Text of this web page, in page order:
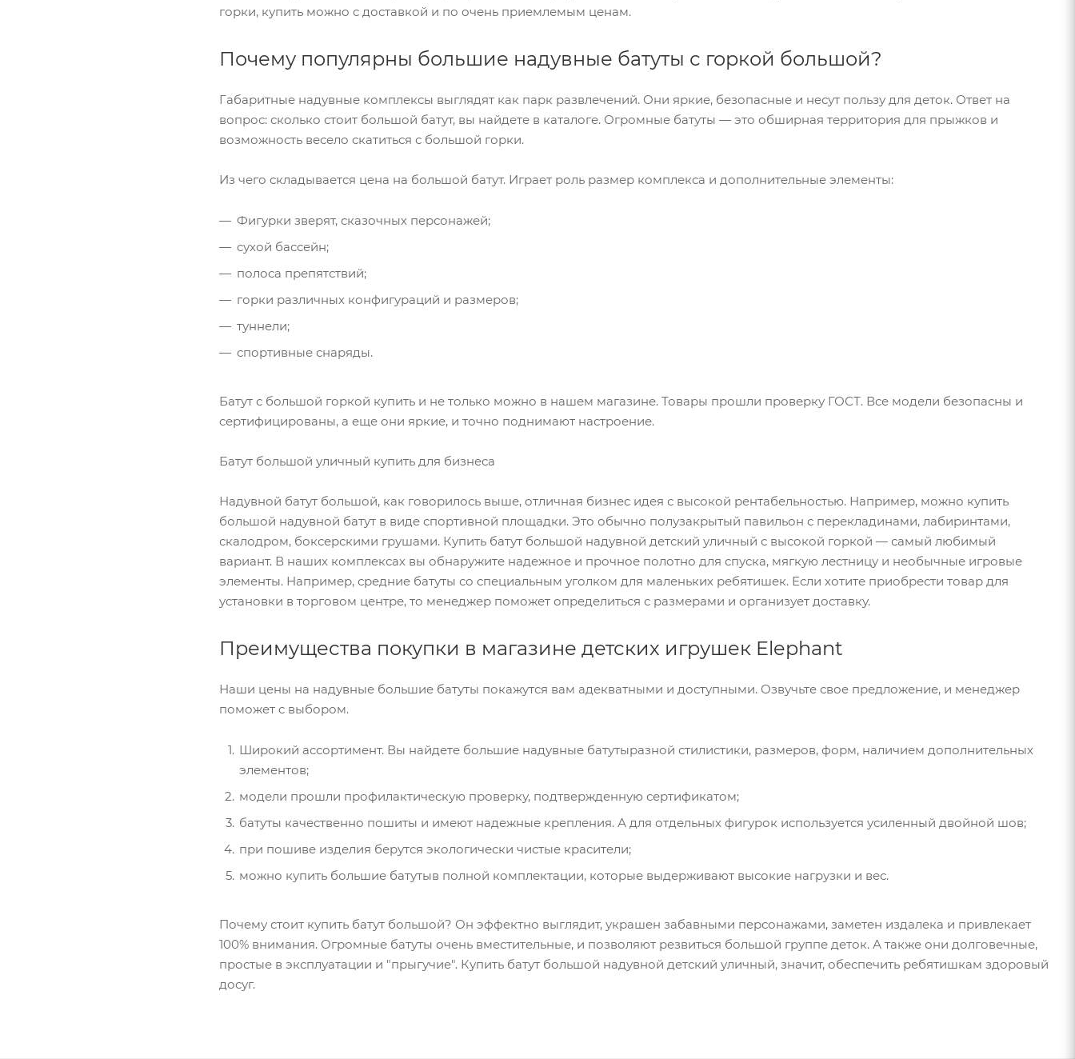
горки, купить можно с доставкой и по очень приемлемым ценам.
Почему популярны большие надувные батуты с горкой большой?
Габаритные надувные комплексы выглядят как парк развлечений. Они яркие, безопасные и несут пользу для деток. Ответ на
вопрос: сколько стоит большой батут, вы найдете в каталоге. Огромные батуты — это обширная территория для прыжков и
возможность весело скатиться с большой горки.
Из чего складывается цена на большой батут. Играет роль размер комплекса и дополнительные элементы:
Фигурки зверят, сказочных персонажей;
сухой бассейн;
полоса препятствий;
горки различных конфигураций и размеров;
туннели;
спортивные снаряды.
Батут с большой горкой купить и не только можно в нашем магазине. Товары прошли проверку ГОСТ. Все модели безопасны и
сертифицированы, а еще они яркие, и точно поднимают настроение.
Батут большой уличный купить для бизнеса
Надувной батут большой, как говорилось выше, отличная бизнес идея с высокой рентабельностью. Например, можно купить
большой надувной батут в виде спортивной площадки. Это обычно полузакрытый павильон с перекладинами, лабиринтами,
скалодром, боксерскими грушами. Купить батут большой надувной детский уличный с высокой горкой — самый любимый
вариант. В наших комплексах вы обнаружите надежное и прочное полотно для спуска, мягкую лестницу и необычные игровые
элементы. Например, средние батуты со специальным уголком для маленьких ребятишек. Если хотите приобрести товар для
установки в торговом центре, то менеджер поможет определиться с размерами и организует доставку.
Преимущества покупки в магазине детских игрушек Elephant
Наши цены на надувные большие батуты покажутся вам адекватными и доступными. Озвучьте свое предложение, и менеджер
поможет с выбором.
Широкий ассортимент. Вы найдете большие надувные батутыразной стилистики, размеров, форм, наличием дополнительных
элементов;
модели прошли профилактическую проверку, подтвержденную сертификатом;
батуты качественно пошиты и имеют надежные крепления. А для отдельных фигурок используется усиленный двойной шов;
при пошиве изделия берутся экологически чистые красители;
можно купить большие батутыв полной комплектации, которые выдерживают высокие нагрузки и вес.
Почему стоит купить батут большой? Он эффектно выглядит, украшен забавными персонажами, заметен издалека и привлекает
100% внимания. Огромные батуты очень вместительные, и позволяют резвиться большой группе деток. А также они долговечные,
простые в эксплуатации и "прыгучие". Купить батут большой надувной детский уличный, значит, обеспечить ребятишкам здоровый
досуг.